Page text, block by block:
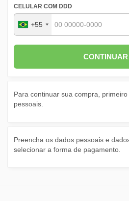
CELULAR COM DDD
+55
CONTINUAR
Para continuar sua compra,
pessoais.
Preencha os dados pessoais e
selecionar a forma de pagamento.